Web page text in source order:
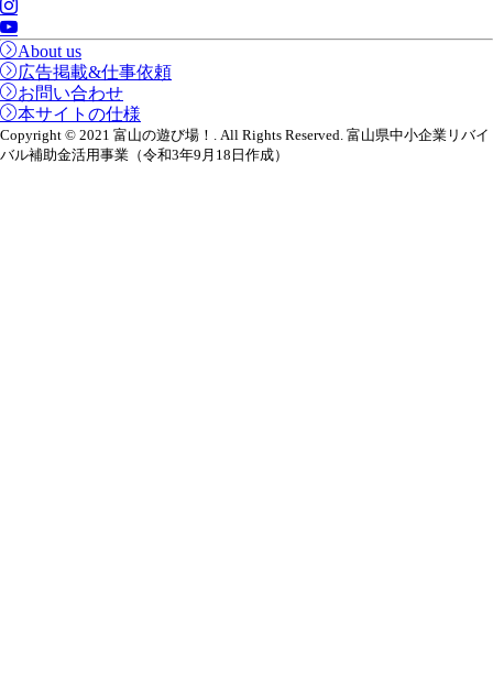
About us
広告掲載&仕事依頼
お問い合わせ
本サイトの仕様
Copyright © 2021 富山の遊び場！. All Rights Reserved. 富山県中小企業リバイ
バル補助金活用事業（令和3年9月18日作成）